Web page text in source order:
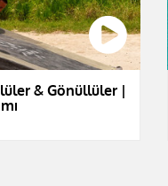
& Gönüllüler |